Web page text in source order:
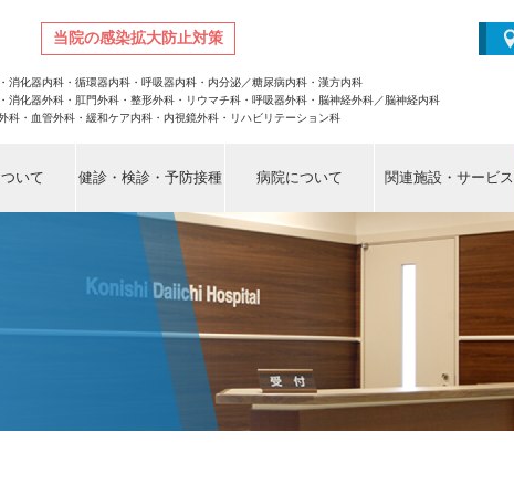
当院の感染拡大防止対策
消化器内科・循環器内科・呼吸器内科・内分泌／糖尿病内科・漢方内科
消化器外科・肛門外科・整形外科・リウマチ科・呼吸器外科・脳神経外科／脳神経内科
科・血管外科・緩和ケア内科・内視鏡外科・リハビリテーション科
いて 健診・検診・予防接種 病院について 関連施設・サービス